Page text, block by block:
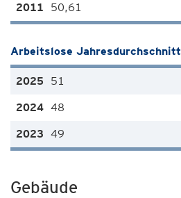
50,61
Arbeitslose Jahresdurchschnitt
51
48
49
Gebäude